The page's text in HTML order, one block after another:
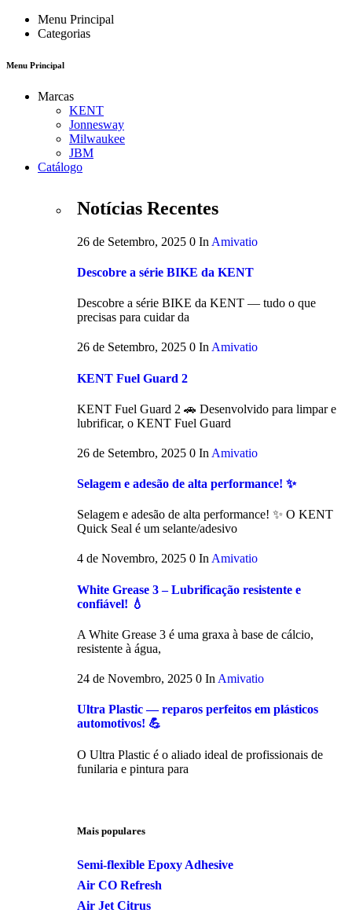
Menu Principal
Categorias
Menu Principal
Marcas
KENT
Jonnesway
Milwaukee
JBM
Catálogo
Notícias Recentes
26 de Setembro, 2025 0 In Amivatio
Descobre a série BIKE da KENT
Descobre a série BIKE da KENT — tudo o que
precisas para cuidar da
26 de Setembro, 2025 0 In Amivatio
KENT Fuel Guard 2
KENT Fuel Guard 2 🚗 Desenvolvido para limpar e
lubrificar, o KENT Fuel Guard
26 de Setembro, 2025 0 In Amivatio
Selagem e adesão de alta performance! ✨
Selagem e adesão de alta performance! ✨ O KENT
Quick Seal é um selante/adesivo
4 de Novembro, 2025 0 InAmivatio
White Grease 3 – Lubrificação resistente e
confiável! 💧
A White Grease 3 é uma graxa à base de cálcio,
resistente à água,
24 de Novembro, 2025 0 In Amivatio
Ultra Plastic — reparos perfeitos em plásticos
automotivos! 💪
O Ultra Plastic é o aliado ideal de profissionais de
funilaria e pintura para
Mais populares
Semi-flexible Epoxy Adhesive
Air CO Refresh
Air Jet Citrus